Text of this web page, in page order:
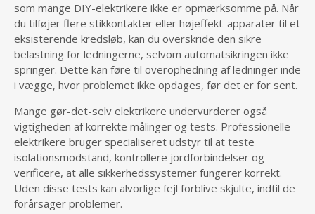
som mange DIY-elektrikere ikke er opmærksomme på. Når
du tilføjer flere stikkontakter eller højeffekt-apparater til et
eksisterende kredsløb, kan du overskride den sikre
belastning for ledningerne, selvom automatsikringen ikke
springer. Dette kan føre til overophedning af ledninger inde
i vægge, hvor problemet ikke opdages, før det er for sent.
Mange gør-det-selv elektrikere undervurderer også
vigtigheden af korrekte målinger og tests. Professionelle
elektrikere bruger specialiseret udstyr til at teste
isolationsmodstand, kontrollere jordforbindelser og
verificere, at alle sikkerhedssystemer fungerer korrekt.
Uden disse tests kan alvorlige fejl forblive skjulte, indtil de
forårsager problemer.